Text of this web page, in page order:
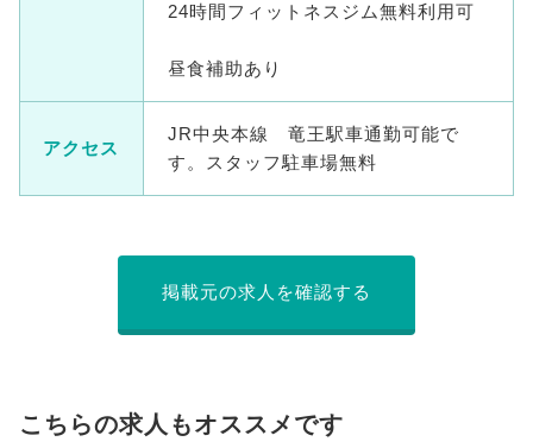
24時間フィットネスジム無料利用可
昼食補助あり
アクセス
JR中央本線 竜王駅車通勤可能で
す。スタッフ駐車場無料
掲載元の求人を確認する
こちらの求人もオススメです